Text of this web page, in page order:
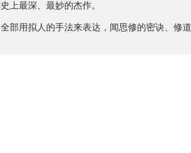
上最深、最妙的杰作。
部用拟人的手法来表达，闻思修的密诀、修